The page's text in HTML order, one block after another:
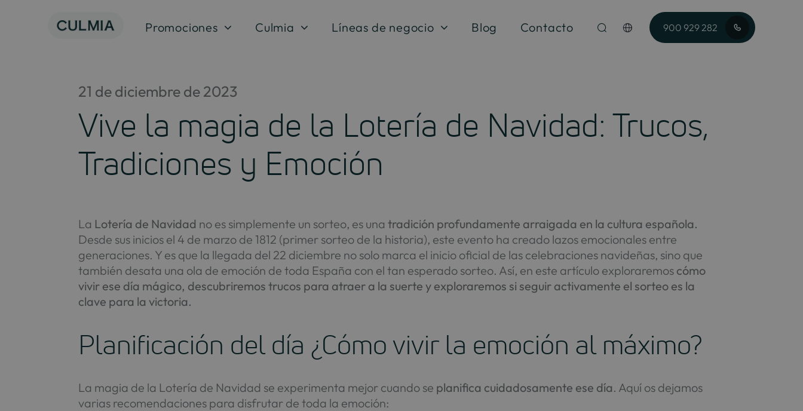
Promociones Culmia Líneas de negocio Blog Contacto 900 929 282
21 de diciembre de 2023
Vive la magia de la Lotería de Navidad: Trucos,
Tradiciones y Emoción
La Lotería de Navidad no es simplemente un sorteo, es unatradición profundamente arraigada en la cultura española.
Desde sus inicios el 4 de marzo de 1812 (primer sorteo de la historia), este evento ha creado lazos emocionales entre
generaciones. Y es que la llegada del 22 diciembre no solo marca el inicio oficial de las celebraciones navideñas, sino que
también desata una ola de emoción de toda España con el tan esperado sorteo. Así, en este artículo exploraremos cómo
vivir ese día mágico, descubriremos trucos para atraer a la suerte y exploraremos si seguir activamente el sorteo es la
clave para la victoria.
Planificación del día ¿Cómo vivir la emoción al máximo?
La magia de la Lotería de Navidad se experimenta mejor cuando se planifica cuidadosamente ese día. Aquí os dejamos
varias recomendaciones para disfrutar de toda la emoción: